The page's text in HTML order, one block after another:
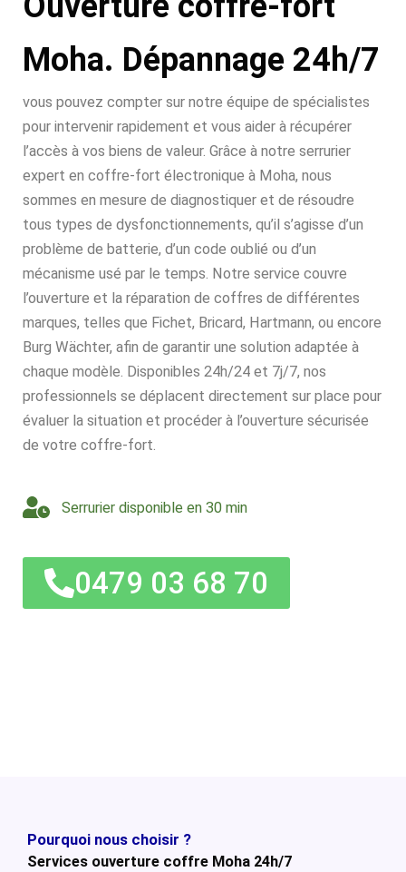
Moha. Dépannage 24h/7
vous pouvez compter sur notre équipe de spécialistes
pour intervenir rapidement et vous aider à récupérer
l’accès à vos biens de valeur. Grâce à notre serrurier
expert en coffre-fort électronique à Moha, nous
sommes en mesure de diagnostiquer et de résoudre
tous types de dysfonctionnements, qu’il s’agisse d’un
problème de batterie, d’un code oublié ou d’un
mécanisme usé par le temps. Notre service couvre
l’ouverture et la réparation de coffres de différentes
marques, telles que Fichet, Bricard, Hartmann, ou encore
Burg Wächter, afin de garantir une solution adaptée à
chaque modèle. Disponibles 24h/24 et 7j/7, nos
professionnels se déplacent directement sur place pour
évaluer la situation et procéder à l’ouverture sécurisée
de votre coffre-fort.
Serrurier disponible en 30 min
0479 03 68 70
Pourquoi nous choisir ?
Services ouverture coffre Moha 24h/7